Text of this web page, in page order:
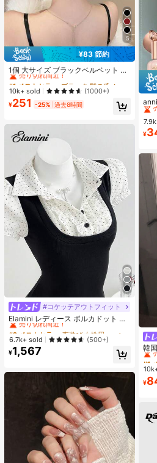
5
¥83 節約
1個 大サイズ ブラックベルベット リ
ボン ヘアクリップ クリスタルライン
ストーン装飾付き、エレガントな二
重レイヤー フロック加工リボン レデ
ィース用
#1 ベストセラー ブラック 髪の爪
売り切れ間近！
#1 ベストセラー ブラック 髪の爪
売り切れ間近！
#1 ベストセラー ブラック 髪の爪
売り切れ間近！
#1 ベストセラー ブラック 髪の爪
10k+ sold (1000+)
¥251 -25% 過去8時間
#コケッテアウトフィット
Elamini レディース ポルカドット パ
ッチワーク レーストリム 配色 ウエ
スト ショートスリーブ トップス 夏
用
#2 ベストセラー
夜遊び 女性用ブラウス
売り切れ間近！
#2 ベストセラー
売り切れ間近！
#2 ベストセラー
売り切れ間近！
#2 ベストセラー
6.7k+ sold (500+)
¥1,567
ャ
ウ
グ
ニ
#1
#1
#1
#1
¥
韓
ー
ッ
サ
#1
#1
#1
#1
¥